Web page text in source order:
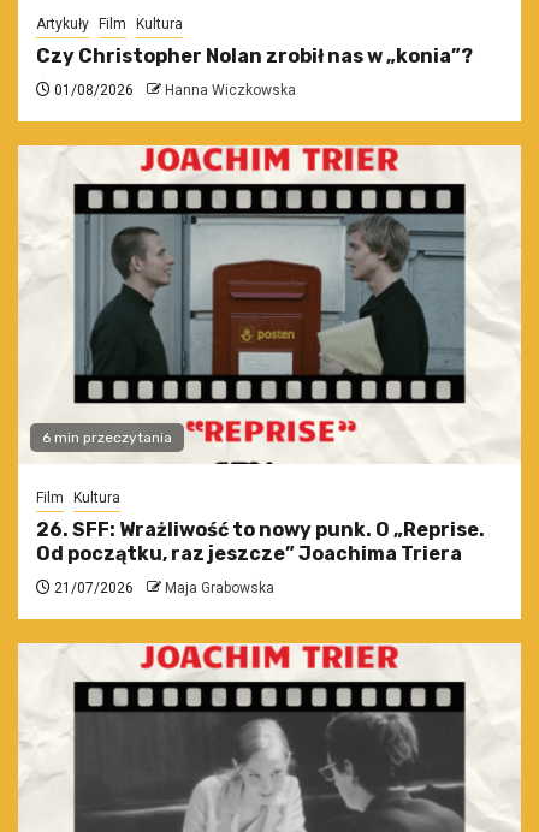
Artykuły Film Kultura
Czy Christopher Nolan zrobił nas w „konia”?
01/08/2026 Hanna Wiczkowska
6 min przeczytania
Film Kultura
26. SFF: Wrażliwość to nowy punk. O „Reprise.
Od początku, raz jeszcze” Joachima Triera
21/07/2026 Maja Grabowska